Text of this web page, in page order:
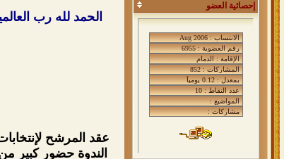
إحصائية العضو
الحمد لله رب
عقد المرشح
الندوة حضور كبير